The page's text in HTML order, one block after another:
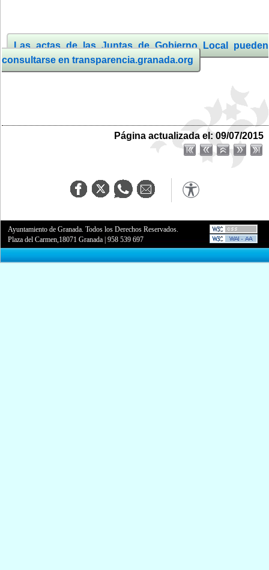
Las actas de las Juntas de Gobierno Local pueden
consultarse en transparencia.granada.org
Página actualizada el: 09/07/2015
Ayuntamiento de Granada. Todos los Derechos Reservados.
Plaza del Carmen,18071 Granada |958 539 697